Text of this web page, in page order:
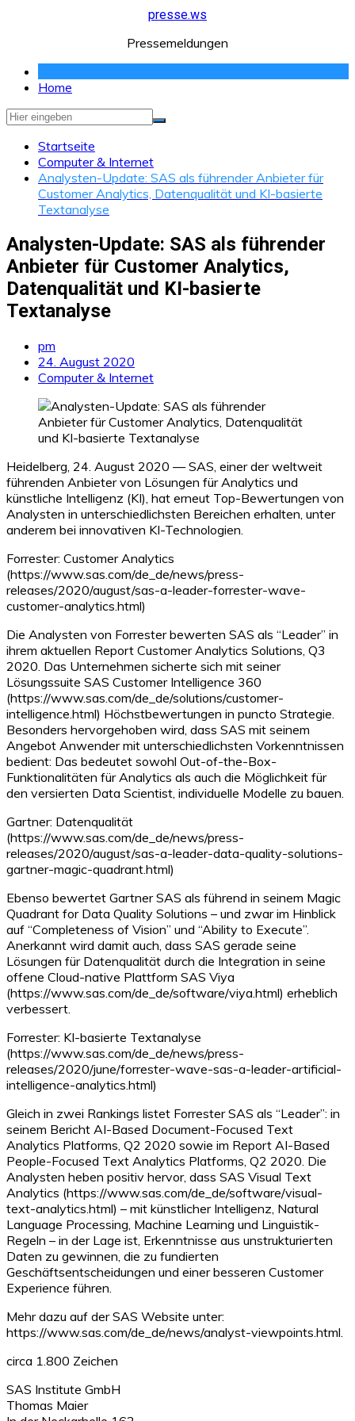
presse.ws
Pressemeldungen
Home
Startseite
Computer & Internet
Analysten-Update: SAS als führender Anbieter für
Customer Analytics, Datenqualität und KI-basierte
Textanalyse
Analysten-Update: SAS als führender
Anbieter für Customer Analytics,
Datenqualität und KI-basierte
Textanalyse
pm
24. August 2020
Computer & Internet
Heidelberg, 24. August 2020 — SAS, einer der weltweit
führenden Anbieter von Lösungen für Analytics und
künstliche Intelligenz (KI), hat erneut Top-Bewertungen von
Analysten in unterschiedlichsten Bereichen erhalten, unter
anderem bei innovativen KI-Technologien.
Forrester: Customer Analytics
(https://www.sas.com/de_de/news/press-
releases/2020/august/sas-a-leader-forrester-wave-
customer-analytics.html)
Die Analysten von Forrester bewerten SAS als “Leader” in
ihrem aktuellen Report Customer Analytics Solutions, Q3
2020. Das Unternehmen sicherte sich mit seiner
Lösungssuite SAS Customer Intelligence 360
(https://www.sas.com/de_de/solutions/customer-
intelligence.html) Höchstbewertungen in puncto Strategie.
Besonders hervorgehoben wird, dass SAS mit seinem
Angebot Anwender mit unterschiedlichsten Vorkenntnissen
bedient: Das bedeutet sowohl Out-of-the-Box-
Funktionalitäten für Analytics als auch die Möglichkeit für
den versierten Data Scientist, individuelle Modelle zu bauen.
Gartner: Datenqualität
(https://www.sas.com/de_de/news/press-
releases/2020/august/sas-a-leader-data-quality-solutions-
gartner-magic-quadrant.html)
Ebenso bewertet Gartner SAS als führend in seinem Magic
Quadrant for Data Quality Solutions – und zwar im Hinblick
auf “Completeness of Vision” und “Ability to Execute”.
Anerkannt wird damit auch, dass SAS gerade seine
Lösungen für Datenqualität durch die Integration in seine
offene Cloud-native Plattform SAS Viya
(https://www.sas.com/de_de/software/viya.html) erheblich
verbessert.
Forrester: KI-basierte Textanalyse
(https://www.sas.com/de_de/news/press-
releases/2020/june/forrester-wave-sas-a-leader-artificial-
intelligence-analytics.html)
Gleich in zwei Rankings listet Forrester SAS als “Leader”: in
seinem Bericht AI-Based Document-Focused Text
Analytics Platforms, Q2 2020 sowie im Report AI-Based
People-Focused Text Analytics Platforms, Q2 2020. Die
Analysten heben positiv hervor, dass SAS Visual Text
Analytics (https://www.sas.com/de_de/software/visual-
text-analytics.html) – mit künstlicher Intelligenz, Natural
Language Processing, Machine Learning und Linguistik-
Regeln – in der Lage ist, Erkenntnisse aus unstrukturierten
Daten zu gewinnen, die zu fundierten
Geschäftsentscheidungen und einer besseren Customer
Experience führen.
Mehr dazu auf der SAS Website unter:
https://www.sas.com/de_de/news/analyst-viewpoints.html.
circa 1.800 Zeichen
SAS Institute GmbH
Thomas Maier